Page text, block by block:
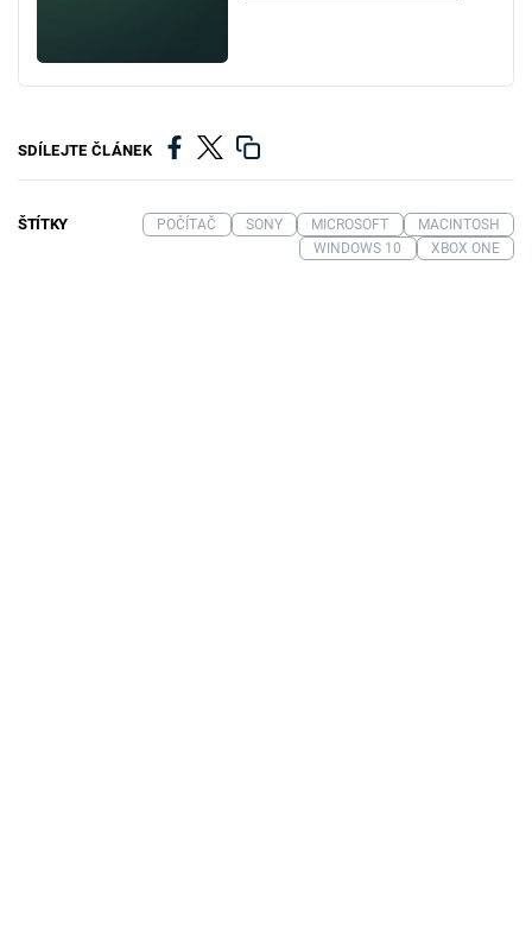
SDÍLEJTE ČLÁNEK
ŠTÍTKY POČÍTAČ SONY MICROSOFT
MACINTOSH
WINDOWS 10
XBOX ONE